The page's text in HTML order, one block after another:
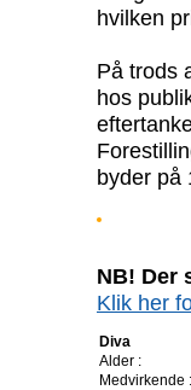
hvilken
På trods
hos
byder på
NB! Der
Klik her
Diva
Alder :
Medvirkende :